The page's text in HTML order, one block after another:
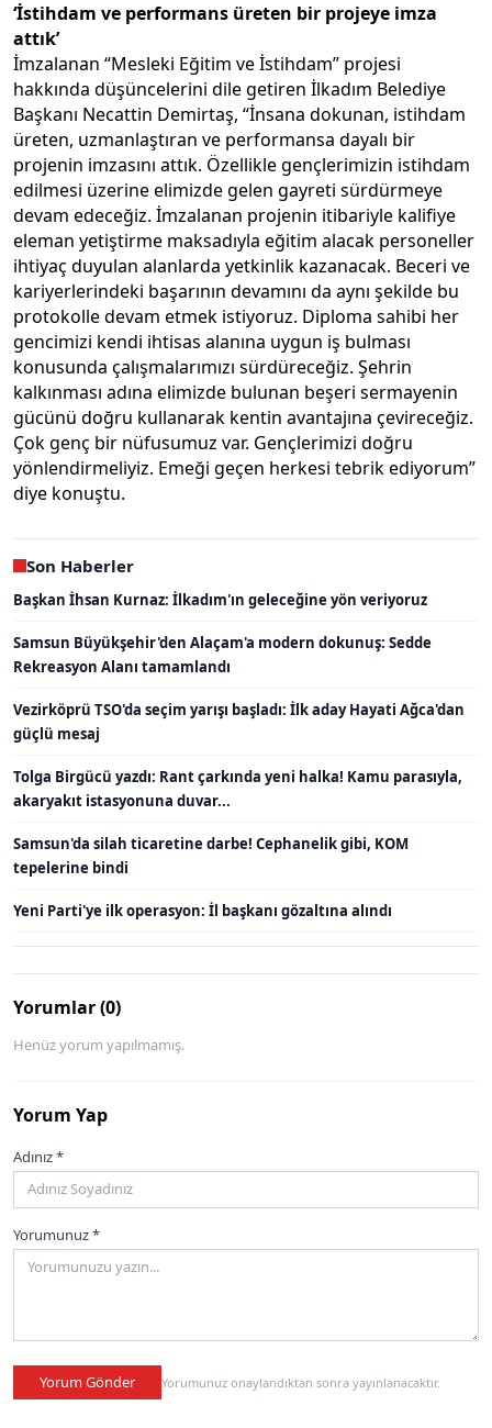
‘İstihdam ve performans üreten bir projeye imza
attık’
İmzalanan “Mesleki Eğitim ve İstihdam” projesi
hakkında düşüncelerini dile getiren İlkadım Belediye
Başkanı Necattin Demirtaş, “İnsana dokunan, istihdam
üreten, uzmanlaştıran ve performansa dayalı bir
projenin imzasını attık. Özellikle gençlerimizin istihdam
edilmesi üzerine elimizde gelen gayreti sürdürmeye
devam edeceğiz. İmzalanan projenin itibariyle kalifiye
eleman yetiştirme maksadıyla eğitim alacak personeller
ihtiyaç duyulan alanlarda yetkinlik kazanacak. Beceri ve
kariyerlerindeki başarının devamını da aynı şekilde bu
protokolle devam etmek istiyoruz. Diploma sahibi her
gencimizi kendi ihtisas alanına uygun iş bulması
konusunda çalışmalarımızı sürdüreceğiz. Şehrin
kalkınması adına elimizde bulunan beşeri sermayenin
gücünü doğru kullanarak kentin avantajına çevireceğiz.
Çok genç bir nüfusumuz var. Gençlerimizi doğru
yönlendirmeliyiz. Emeği geçen herkesi tebrik ediyorum”
diye konuştu.
Son Haberler
Başkan İhsan Kurnaz: İlkadım'ın geleceğine yön veriyoruz
Samsun Büyükşehir'den Alaçam'a modern dokunuş: Sedde
Rekreasyon Alanı tamamlandı
Vezirköprü TSO'da seçim yarışı başladı: İlk aday Hayati Ağca'dan
güçlü mesaj
Tolga Birgücü yazdı: Rant çarkında yeni halka! Kamu parasıyla,
akaryakıt istasyonuna duvar...
Samsun'da silah ticaretine darbe! Cephanelik gibi, KOM
tepelerine bindi
Yeni Parti'ye ilk operasyon: İl başkanı gözaltına alındı
Yorumlar (0)
Henüz yorum yapılmamış.
Yorum Yap
Adınız *
Yorumunuz *
Yorum Gönder Yorumunuz onaylandıktan sonra yayınlanacaktır.